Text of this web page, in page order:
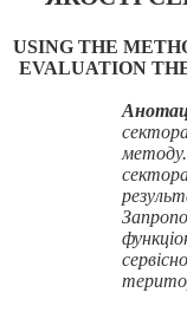
USING THE
EVALUATION